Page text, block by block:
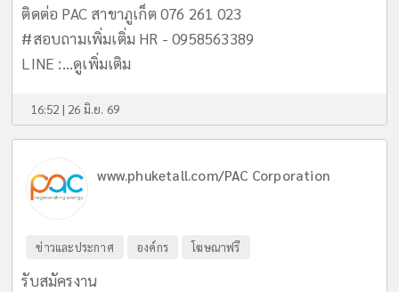
ติดต่อ PAC สาขาภูเก็ต 076 261 023
#สอบถามเพิ่มเติ่ม HR - 0958563389
LINE :...ดูเพิ่มเติม
16:52 | 26 มิ.ย. 69
www.phuketall.com/PAC Corporation
ข่าวและประกาศ องค์กร โฆษณาฟรี
รับสมัครงาน